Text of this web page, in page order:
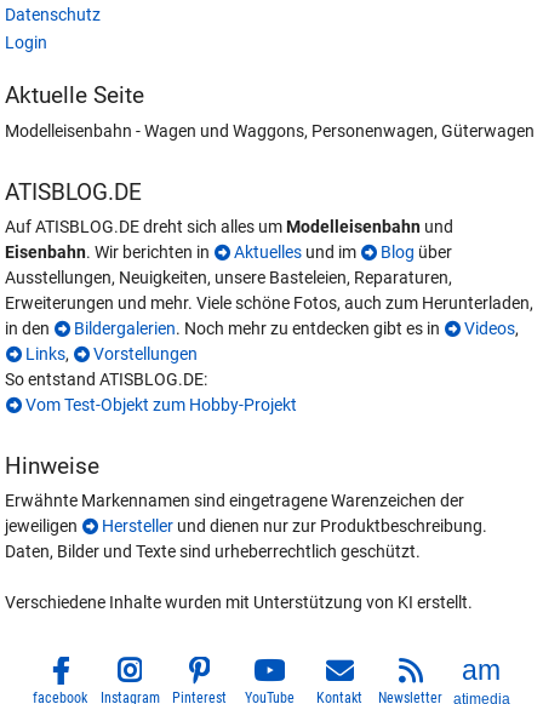
Datenschutz
Login
Aktuelle Seite
Modelleisenbahn - Wagen und Waggons, Personenwagen, Güterwagen
ATISBLOG.DE
Auf ATISBLOG.DE dreht sich alles umModelleisenbahn und
Eisenbahn. Wir berichten in Aktuelles und im Blog über
Ausstellungen, Neuigkeiten, unsere Basteleien, Reparaturen,
Erweiterungen und mehr. Viele schöne Fotos, auch zum Herunterladen,
in den
Bildergalerien. Noch mehr zu entdecken gibt es in Videos,
Links,
Vorstellungen
So entstand ATISBLOG.DE:
Vom Test-Objekt zum Hobby-Projekt
Hinweise
Erwähnte Markennamen sind eingetragene Warenzeichen der
jeweiligen
Hersteller und dienen nur zur Produktbeschreibung.
Daten, Bilder und Texte sind urheberrechtlich geschützt.
Verschiedene Inhalte wurden mit Unterstützung von KI erstellt.
facebook Instagram Pinterest YouTube Kontakt Newsletter atimedia